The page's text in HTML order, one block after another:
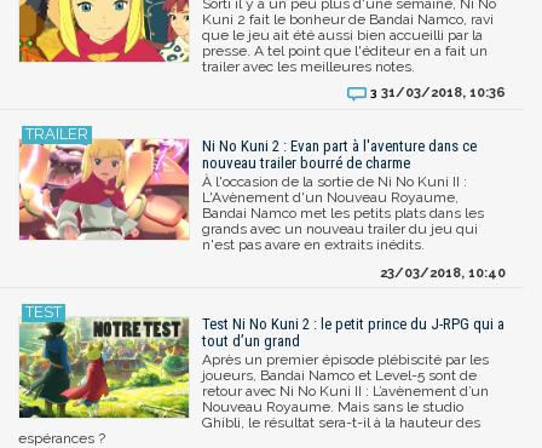
Kuni 2 fait le bonheur de Bandai Namco, ravi
que le jeu ait été aussi bien accueilli par la
presse. A tel point que l'éditeur en a fait un
trailer avec les meilleures notes.
3 31/03/2018, 10:36
Ni No Kuni 2 : Evan part à l'aventure dans ce
nouveau trailer bourré de charme
À l'occasion de la sortie de Ni No Kuni II :
L'Avènement d'un Nouveau Royaume,
Bandai Namco met les petits plats dans les
grands avec un nouveau trailer du jeu qui
n'est pas avare en extraits inédits.
23/03/2018, 10:40
Test Ni No Kuni 2 : le petit prince du J-RPG qui a
tout d’un grand
Après un premier épisode plébiscité par les
joueurs, Bandai Namco et Level-5 sont de
retour avec Ni No Kuni II : L’avènement d’un
Nouveau Royaume. Mais sans le studio
Ghibli, le résultat sera-t-il à la hauteur des
espérances ?